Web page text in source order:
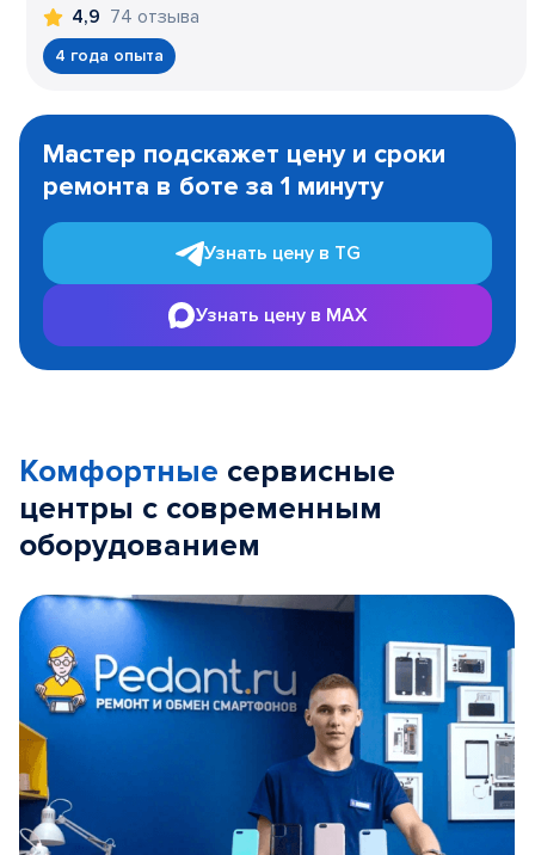
4,9 74 отзыва
4 года опыта
1
Мастер подскажет цену и сроки
ремонта в боте за 1 минуту
Узнать цену в TG
Узнать цену в MAX
Комфортные сервисные
центры с современным
оборудованием